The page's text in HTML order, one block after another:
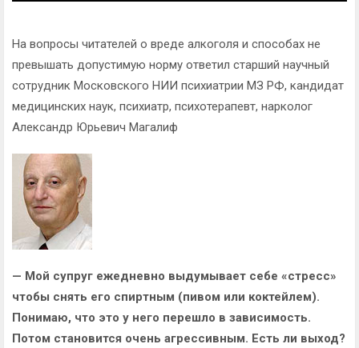
На вопросы читателей о вреде алкоголя и способах не
превышать допустимую норму ответил старший научный
сотрудник Московского НИИ психиатрии МЗ РФ, кандидат
медицинских наук, психиатр, психотерапевт, нарколог
Александр Юрьевич Магалиф
— Мой супруг ежедневно выдумывает себе «стресс»
чтобы снять его спиртным (пивом или коктейлем).
Понимаю, что это у него перешло в зависимость.
Потом становится очень агрессивным. Есть ли выход?